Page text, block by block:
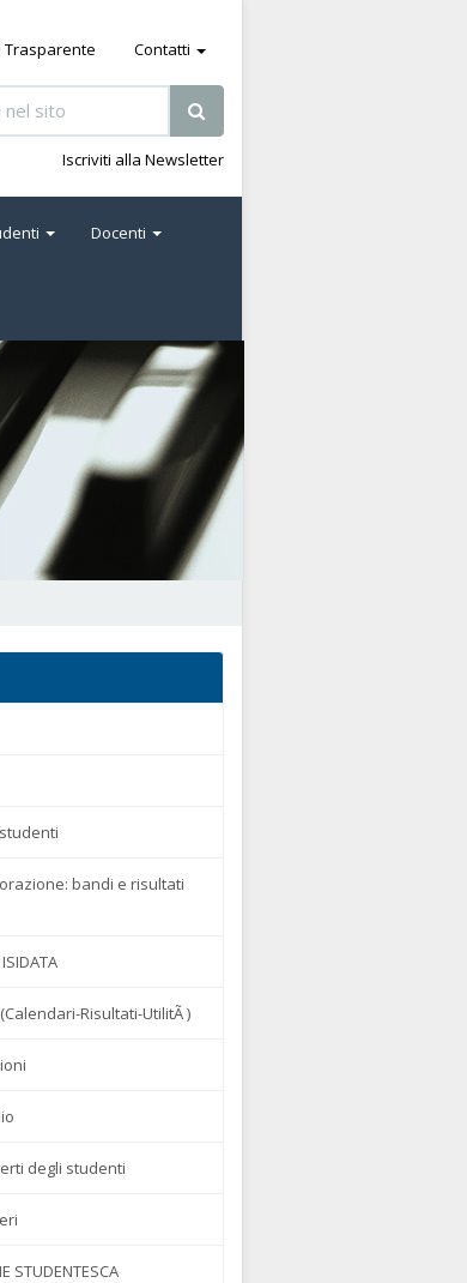
Trasparente Contatti
Iscriviti alla Newsletter
Docenti
bandi e risultati
Risultati-UtilitÃ )
degli studenti
STUDENTESCA